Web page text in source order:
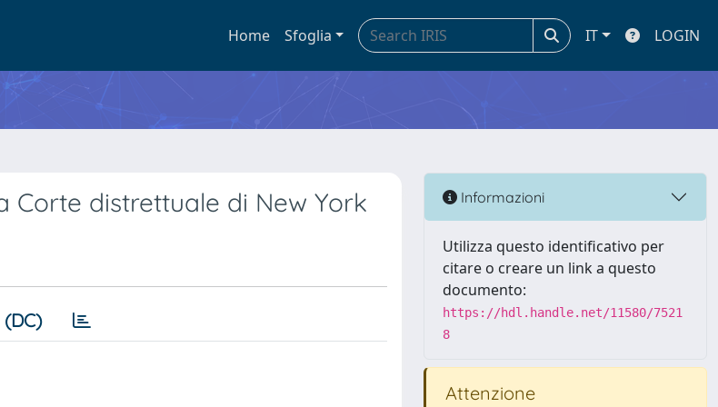
Home Sfoglia IT LOGIN
Corte distrettuale di New York Informazioni
Utilizza questo identificativo per
citare o creare un link a questo
documento:
https://hdl.handle.net/11580/7521
8
Attenzione